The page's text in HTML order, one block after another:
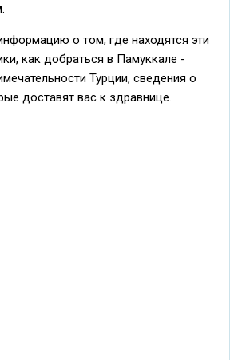
о том, где находятся эти
как добраться в Памуккале -
Турции, сведения о
доставят вас к здравнице.